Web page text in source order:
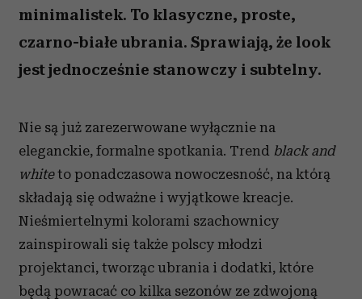
minimalistek. To klasyczne, proste,
czarno-białe ubrania. Sprawiają, że look
jest jednocześnie stanowczy i subtelny.
Nie są już zarezerwowane wyłącznie na
eleganckie, formalne spotkania. Trend black and
whiteto ponadczasowa nowoczesność, na którą
składają się odważne i wyjątkowe kreacje.
Nieśmiertelnymi kolorami szachownicy
zainspirowali się także polscy młodzi
projektanci, tworząc ubrania i dodatki, które
będą powracać co kilka sezonów ze zdwojoną